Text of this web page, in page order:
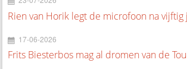
Rien van Horik legt de microfoon na vijftig
17-06-2026
Frits Biesterbos mag al dromen van de